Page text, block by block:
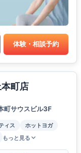
体験・相談予約
町店
町サウスビル3F
ィス
ホットヨガ
もっと見る